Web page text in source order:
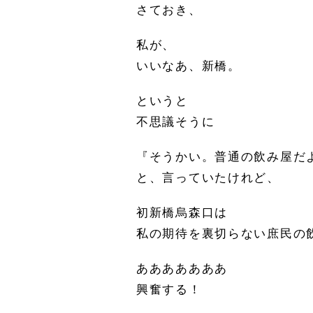
さておき、
私が、
いいなあ、新橋。
というと
不思議そうに
『そうかい。普通の飲み屋だ
と、言っていたけれど、
初新橋烏森口は
私の期待を裏切らない庶民の
あああああああ
興奮する！